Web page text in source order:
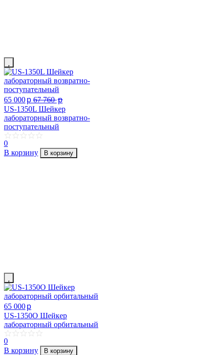
65 000p 67 760 p
US-1350L Шейкер
лабораторный возвратно-
поступательный
0
В корзину
В корзину
65 000p
US-1350O Шейкер
лабораторный орбитальный
0
В корзину
В корзину